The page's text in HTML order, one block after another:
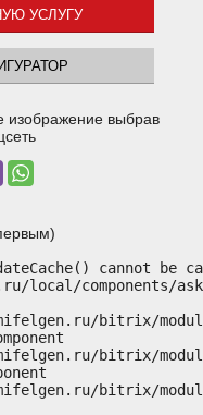
УСЛУГУ
изображение выбрав
cannot
local/components/